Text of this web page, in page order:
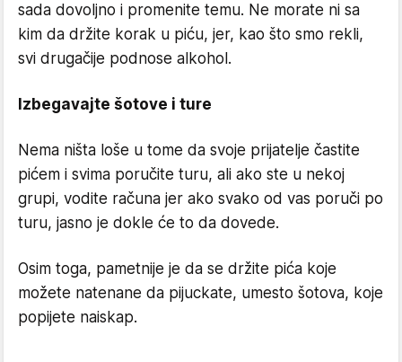
sada dovoljno i promenite temu. Ne morate ni sa
kim da držite korak u piću, jer, kao što smo rekli,
svi drugačije podnose alkohol.
Izbegavajte šotove i ture
Nema ništa loše u tome da svoje prijatelje častite
pićem i svima poručite turu, ali ako ste u nekoj
grupi, vodite računa jer ako svako od vas poruči po
turu, jasno je dokle će to da dovede.
Osim toga, pametnije je da se držite pića koje
možete natenane da pijuckate, umesto šotova, koje
popijete naiskap.